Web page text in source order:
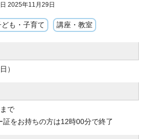
2025年11月29日
ども・子育て 講座・教室
）
で
証をお持ちの方は12時00分で終了